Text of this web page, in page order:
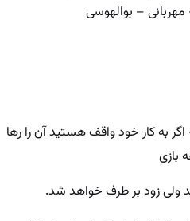
– بوالهوسی
به کار خود واقف هستید آن را رها
بازی
ولی زود بر طرف خواهد شد.